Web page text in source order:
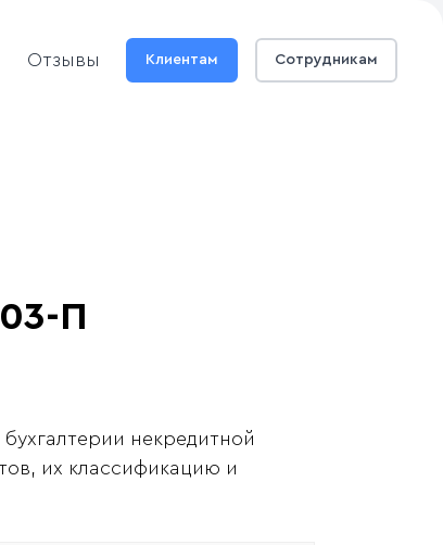
Отзывы Клиентам Сотрудникам
П
некредитной
их классификацию и